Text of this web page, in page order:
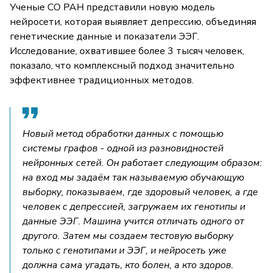
Ученые СО РАН представили новую модель
нейросети, которая выявляет депрессию, объединяя
генетические данные и показатели ЭЭГ.
Исследование, охватившее более 3 тысяч человек,
показало, что комплексный подход значительно
эффективнее традиционных методов.
Новый метод обработки данных с помощью
системы графов - одной из разновидностей
нейронных сетей. Он работает следующим образом:
на вход мы задаём так называемую обучающую
выборку, показываем, где здоровый человек, а где
человек с депрессией, загружаем их генотипы и
данные ЭЭГ. Машина учится отличать одного от
другого. Затем мы создаем тестовую выборку
только с генотипами и ЭЭГ, и нейросеть уже
должна сама угадать, кто болен, а кто здоров.